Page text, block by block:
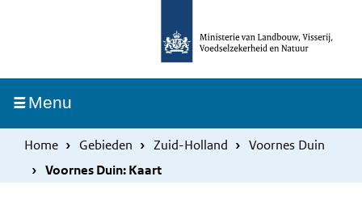
inhoud
gaan
MenuIngeklapt
Home Gebieden Zuid-Holland
Voornes Duin
Voornes Duin: Kaart